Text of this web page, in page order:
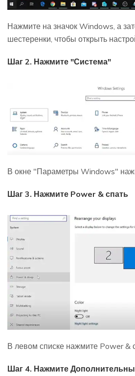
Нажмите на значок Windows, а
шестеренки, чтобы открыть
Шаг 2. Нажмите "Система"
В окне "Параметры Windows"
Шаг 3. Нажмите Power & спать
В левом списке нажмите Power &
Шаг 4. Нажмите